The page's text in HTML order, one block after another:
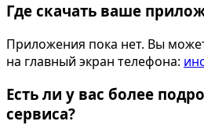
Где скачать ваше
Приложения пока нет. Вы
на главный экран телефона:
Есть ли у вас более
сервиса?